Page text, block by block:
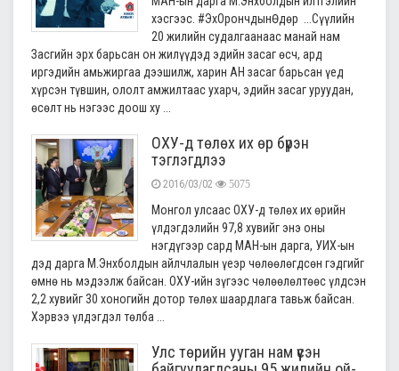
хэсгээс. #ЭхОрончдынӨдөр ...Сүүлийн
20 жилийн судалгаанаас манай нам
Засгийн эрх барьсан он жилүүдэд эдийн засаг өсч, ард
иргэдийн амьжиргаа дээшилж, харин АН засаг барьсан үед
хүрсэн түвшин, ололт амжилтаас ухарч, эдийн засаг уруудан,
өсөлт нь нэгээс доош ху ...
ОХУ-д төлөх их өр бүрэн
тэглэгдлээ
2016/03/02 5075
Монгол улсаас ОХУ-д төлөх их өрийн
үлдэгдэлийн 97,8 хувийг энэ оны
нэгдүгээр сард МАН-ын дарга, УИХ-ын
дэд дарга М.Энхболдын айлчлалын үеэр чөлөөлөгдсөн гэдгийг
өмнө нь мэдээлж байсан. ОХУ-ийн зүгээс чөлөөлөлтөөс үлдсэн
2,2 хувийг 30 хоногийн дотор төлөх шаардлага тавьж байсан.
Хэрвээ үлдэгдэл төлба ...
Улс төрийн ууган нам үүсэн